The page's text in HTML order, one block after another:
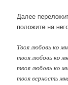
Далее
положите на
Твоя любовь ко
твоя любовь ко
твоя любовь ко
твоя верность